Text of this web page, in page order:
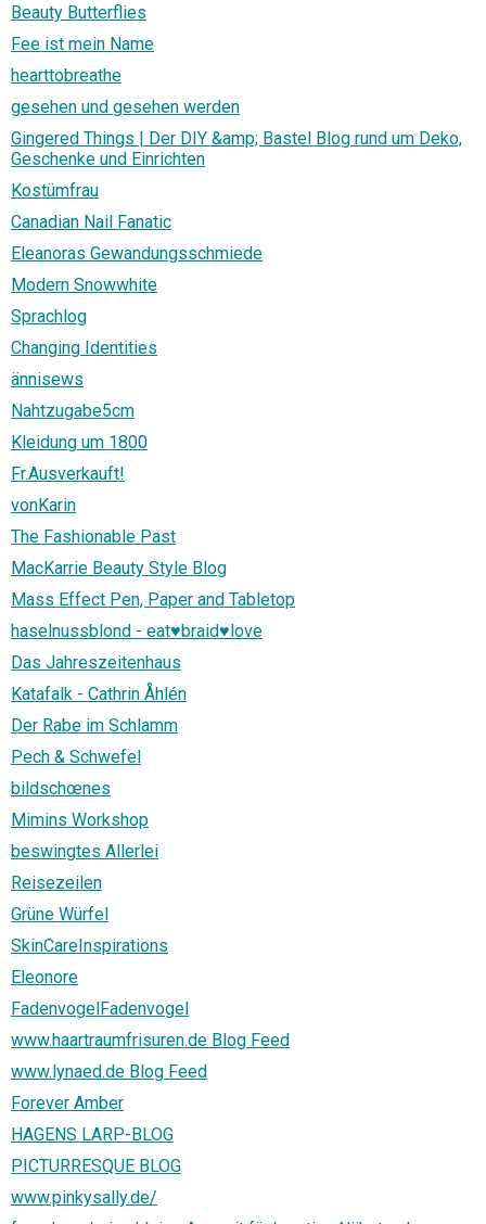
Beauty Butterflies
Fee ist mein Name
hearttobreathe
gesehen und gesehen werden
Gingered Things | Der DIY &amp; Bastel Blog rund um Deko,
Geschenke und Einrichten
Kostümfrau
Canadian Nail Fanatic
Eleanoras Gewandungsschmiede
Modern Snowwhite
Sprachlog
Changing Identities
ännisews
Nahtzugabe5cm
Kleidung um 1800
Fr.Ausverkauft!
vonKarin
The Fashionable Past
MacKarrie Beauty Style Blog
Mass Effect Pen, Paper and Tabletop
haselnussblond - eat♥braid♥love
Das Jahreszeitenhaus
Katafalk - Cathrin Åhlén
Der Rabe im Schlamm
Pech & Schwefel
bildschœnes
Mimins Workshop
beswingtes Allerlei
Reisezeilen
Grüne Würfel
SkinCareInspirations
Eleonore
FadenvogelFadenvogel
www.haartraumfrisuren.de Blog Feed
www.lynaed.de Blog Feed
Forever Amber
HAGENS LARP-BLOG
PICTURRESQUE BLOG
www.pinkysally.de/